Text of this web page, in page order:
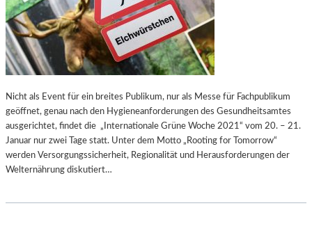
Nicht als Event für ein breites Publikum, nur als Messe für Fachpublikum
geöffnet, genau nach den Hygieneanforderungen des Gesundheitsamtes
ausgerichtet, findet die „Internationale Grüne Woche 2021“ vom 20. – 21.
Januar nur zwei Tage statt. Unter dem Motto „Rooting for Tomorrow“
werden Versorgungssicherheit, Regionalität und Herausforderungen der
Welternährung diskutiert…